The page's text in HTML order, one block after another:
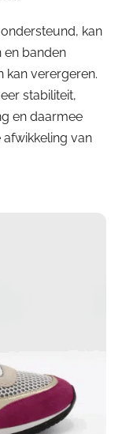
kan
en banden
kan verergeren.
stabiliteit,
en daarmee
van